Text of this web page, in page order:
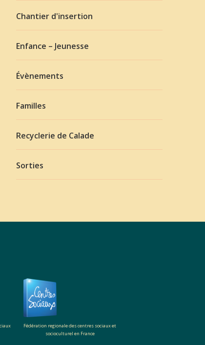
Chantier d'insertion
Enfance – Jeunesse
Évènements
Familles
Recyclerie de Calade
Sorties
Fédération regionale des centres sociaux et
socioculturel en France